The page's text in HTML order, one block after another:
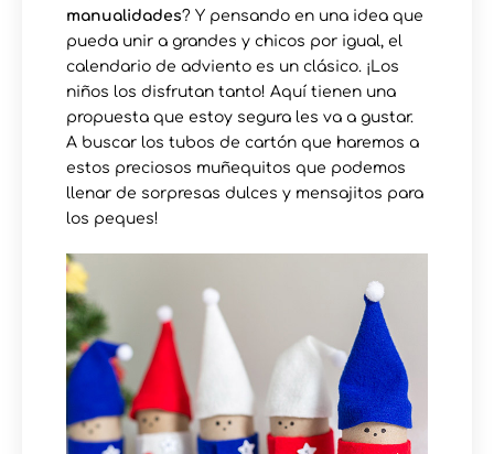
manualidades? Y pensando en una idea que
pueda unir a grandes y chicos por igual, el
calendario de adviento es un clásico. ¡Los
niños los disfrutan tanto! Aquí tienen una
propuesta que estoy segura les va a gustar.
A buscar los tubos de cartón que haremos a
estos preciosos muñequitos que podemos
llenar de sorpresas dulces y mensajitos para
los peques!